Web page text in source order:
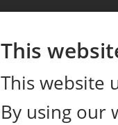
This
This website
By using our